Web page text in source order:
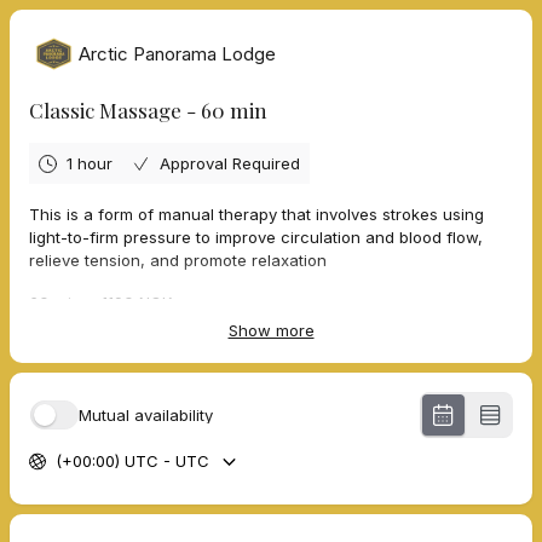
Arctic Panorama Lodge
Classic Massage - 60 min
1 hour Approval Required
This is a form of manual therapy that involves strokes using
light-to-firm pressure to improve circulation and blood flow,
relieve tension, and promote relaxation
60 min. - 1190 NOK
bis festem Druck Streichbewegungen ausgeführt werden, um
die Durchblutung und den Blutfluss zu verbessern,
Verspannungen zu lösen und die Entspannung zu fördern.
Show more
Mutual availability
(+00:00) UTC - UTC